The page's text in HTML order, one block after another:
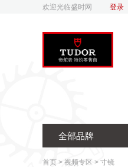
欢迎光临盛时网 登录
全部品牌
首页 > 视频专区 > 寸镜